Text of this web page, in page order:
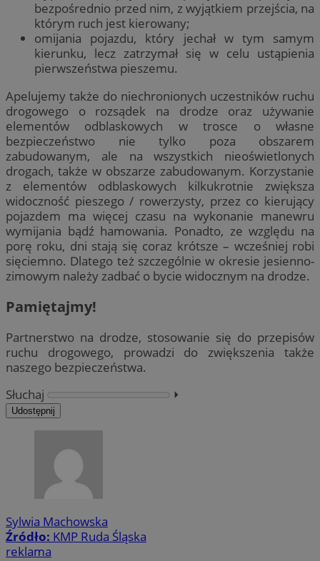
bezpośrednio przed nim, z wyjątkiem przejścia, na
którym ruch jest kierowany;
omijania pojazdu, który jechał w tym samym
kierunku, lecz zatrzymał się w celu ustąpienia
pierwszeństwa pieszemu.
Apelujemy także do niechronionych uczestników ruchu
drogowego o rozsądek na drodze oraz używanie
elementów odblaskowych w trosce o własne
bezpieczeństwo nie tylko poza obszarem
zabudowanym, ale na wszystkich nieoświetlonych
drogach, także w obszarze zabudowanym. Korzystanie
z elementów odblaskowych kilkukrotnie zwiększa
widoczność pieszego / rowerzysty, przez co kierujący
pojazdem ma więcej czasu na wykonanie manewru
wymijania bądź hamowania. Ponadto, ze względu na
porę roku, dni stają się coraz krótsze – wcześniej robi
sięciemno. Dlatego też szczególnie w okresie jesienno-
zimowym należy zadbać o bycie widocznym na drodze.
Pamiętajmy!
Partnerstwo na drodze, stosowanie się do przepisów
ruchu drogowego, prowadzi do zwiększenia także
naszego bezpieczeństwa.
Słuchaj
⏵︎
Udostępnij
Sylwia Machowska
Źródło: KMP Ruda Śląska
reklama